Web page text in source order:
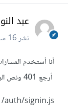
عبد
نشر16 سبتمبر 2021
أنا أستخدم
أرجع 401 ونص الرسالة التي أود عرضها للمستخدمين.
auth/signin.js